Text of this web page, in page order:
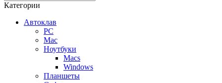
Категории
Автоклав
PC
Mac
Ноутбуки
Macs
Windows
Планшеты